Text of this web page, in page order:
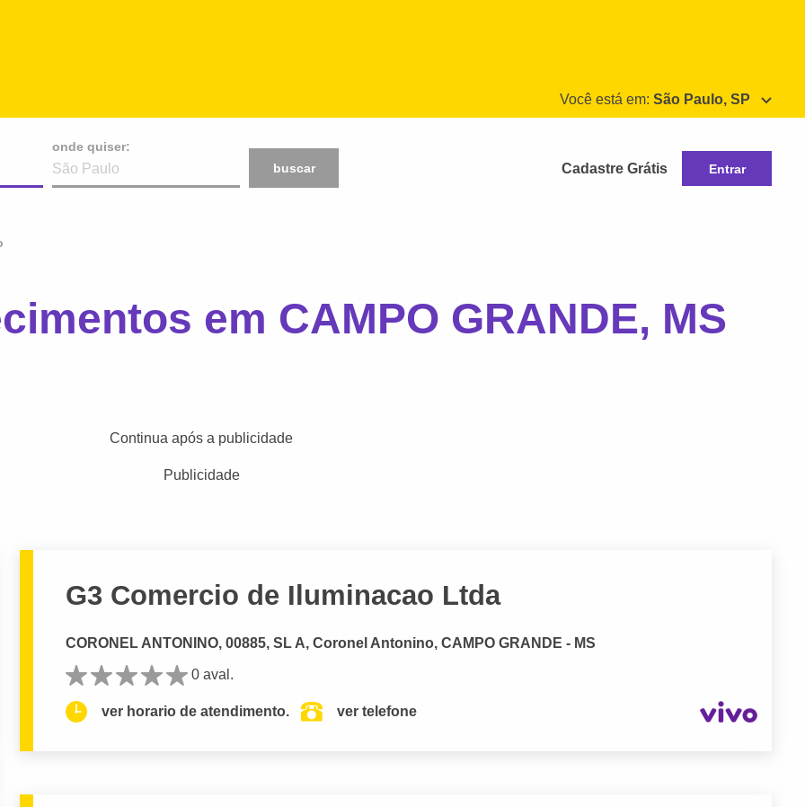
Você está em: São Paulo, SP
onde quiser:
buscar
Cadastre Grátis Entrar
em CAMPO GRANDE, MS
Continua após a publicidade
Publicidade
G3 Comercio de Iluminacao Ltda
CORONEL ANTONINO, 00885, SL A, Coronel Antonino, CAMPO GRANDE - MS
0 aval.
ver horario de atendimento. ver telefone